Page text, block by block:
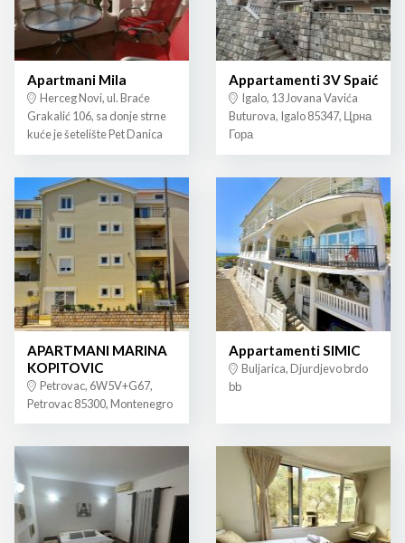
Apartmani Mila
Herceg Novi, ul. Braće
Grakalić 106, sa donje strne
kuće je šetelište Pet Danica
Appartamenti 3V Spaić
Igalo, 13 Jovana Vavića
Buturova, Igalo 85347, Црна
Гора
APARTMANI MARINA
KOPITOVIC
Petrovac, 6W5V+G67,
Petrovac 85300, Montenegro
Appartamenti SIMIC
Buljarica, Djurdjevo brdo
bb